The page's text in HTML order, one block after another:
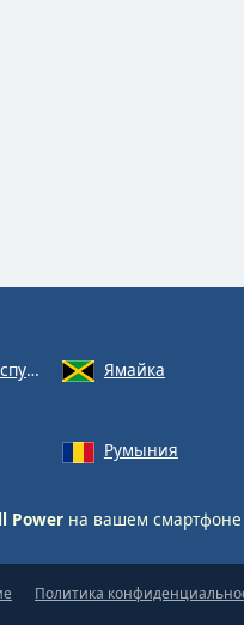
Ямайка
Румыния
Power на вашем
Политика